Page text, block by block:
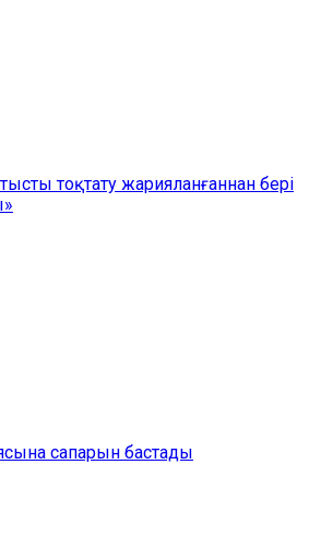
тоқтату жарияланғаннан бері
сапарын бастады